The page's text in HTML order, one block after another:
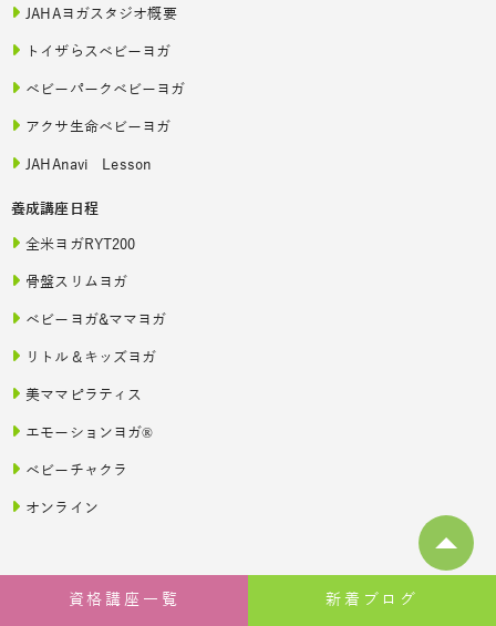
JAHAヨガスタジオ概要
トイザらスベビーヨガ
ベビーパークベビーヨガ
アクサ生命ベビーヨガ
JAHAnavi Lesson
養成講座日程
全米ヨガRYT200
骨盤スリムヨガ
ベビーヨガ&ママヨガ
リトル＆キッズヨガ
美ママピラティス
エモーションヨガ®
ベビーチャクラ
オンライン
新着ブログ
資格講座一覧